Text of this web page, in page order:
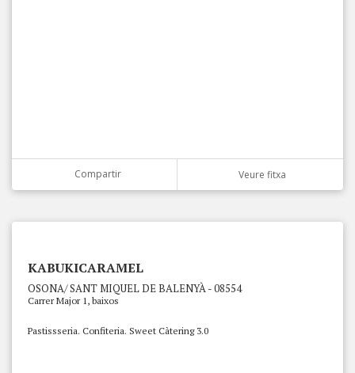
Compartir Veure fitxa
KABUKICARAMEL
OSONA/ SANT MIQUEL DE BALENYÀ - 08554
Carrer Major 1, baixos
Pastissseria. Confiteria. Sweet Càtering 3.0